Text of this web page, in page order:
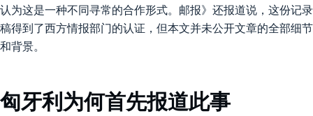
认为这是一种不同寻常的合作形式。邮报》还报道说，这份记录
稿得到了西方情报部门的认证，但本文并未公开文章的全部细节
和背景。
匈牙利为何首先报道此事